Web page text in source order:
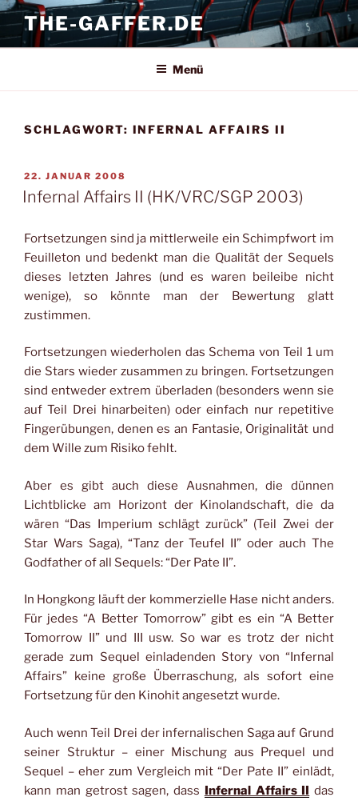
Zum
Inhalt
springen
THE-GAFFER.DE
Menü
SCHLAGWORT: INFERNAL AFFAIRS II
VERÖFFENTLICHT
AM
22. JANUAR 2008
Infernal Affairs II (HK/VRC/SGP 2003)
Fortsetzungen sind ja mittlerweile ein Schimpfwort im
Feuilleton und bedenkt man die Qualität der Sequels
dieses letzten Jahres (und es waren beileibe nicht
wenige), so könnte man der Bewertung glatt
zustimmen.
Fortsetzungen wiederholen das Schema von Teil 1 um
die Stars wieder zusammen zu bringen. Fortsetzungen
sind entweder extrem überladen (besonders wenn sie
auf Teil Drei hinarbeiten) oder einfach nur repetitive
Fingerübungen, denen es an Fantasie, Originalität und
dem Wille zum Risiko fehlt.
Aber es gibt auch diese Ausnahmen, die dünnen
Lichtblicke am Horizont der Kinolandschaft, die da
wären “Das Imperium schlägt zurück” (Teil Zwei der
Star Wars Saga), “Tanz der Teufel II” oder auch The
Godfather of all Sequels: “Der Pate II”.
In Hongkong läuft der kommerzielle Hase nicht anders.
Für jedes “A Better Tomorrow” gibt es ein “A Better
Tomorrow II” und III usw. So war es trotz der nicht
gerade zum Sequel einladenden Story von “Infernal
Affairs” keine große Überraschung, als sofort eine
Fortsetzung für den Kinohit angesetzt wurde.
Auch wenn Teil Drei der infernalischen Saga auf Grund
seiner Struktur – einer Mischung aus Prequel und
Sequel – eher zum Vergleich mit “Der Pate II” einlädt,
kann man getrost sagen, dass Infernal Affairs II das